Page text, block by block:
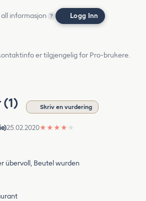
informasjon ? Logg Inn
er tilgjengelig for Pro-brukere.
Skriv en vurdering
25.02.2020★ ★ ★ ★ ★
übervoll, Beutel wurden